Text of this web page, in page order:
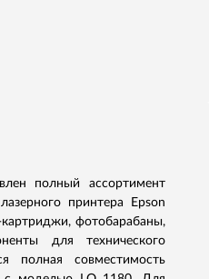
полный ассортимент
принтера Epson
фотобарабаны,
для технического
полная совместимость